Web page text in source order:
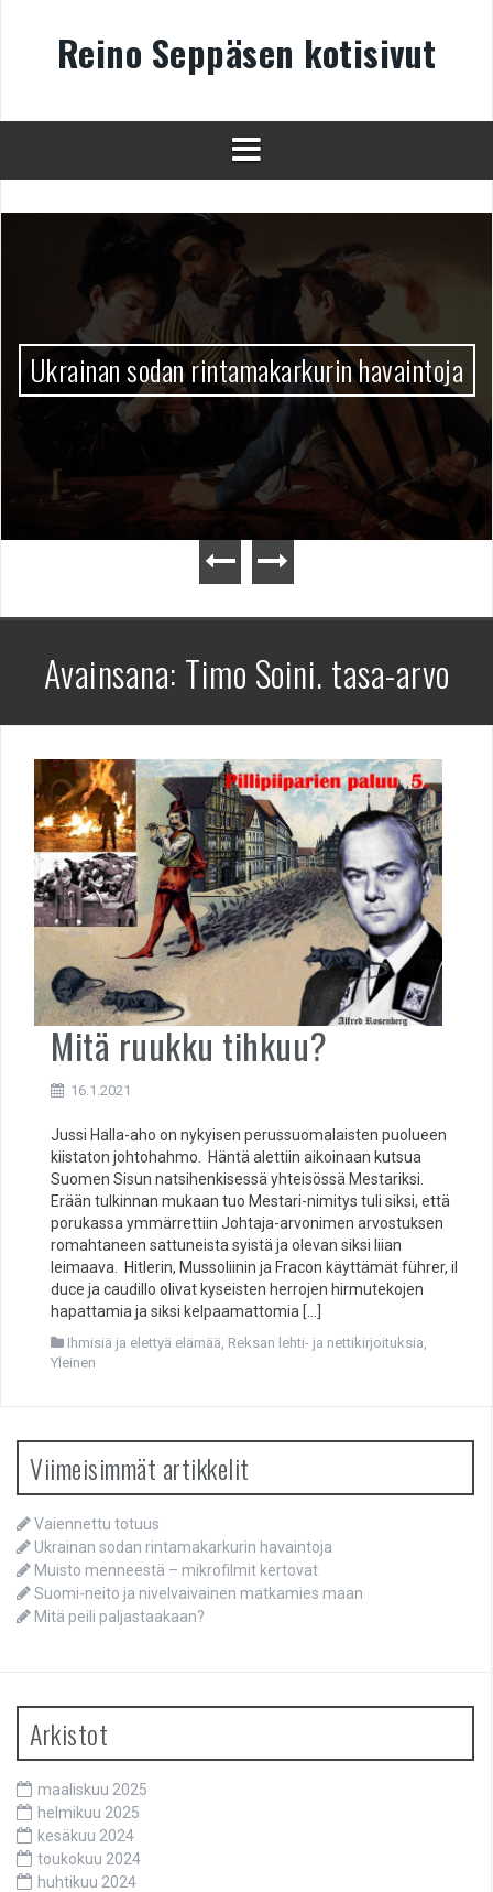
Reino Seppäsen kotisivut
Ukrainan sodan rintamakarkurin havaintoja
Avainsana: Timo Soini. tasa-arvo
Mitä ruukku tihkuu?
16.1.2021
Jussi Halla-aho on nykyisen perussuomalaisten puolueen
kiistaton johtohahmo. Häntä alettiin aikoinaan kutsua
Suomen Sisun natsihenkisessä yhteisössä Mestariksi.
Erään tulkinnan mukaan tuo Mestari-nimitys tuli siksi, että
porukassa ymmärrettiin Johtaja-arvonimen arvostuksen
romahtaneen sattuneista syistä ja olevan siksi liian
leimaava. Hitlerin, Mussoliinin ja Fracon käyttämät führer, il
duce ja caudillo olivat kyseisten herrojen hirmutekojen
hapattamia ja siksi kelpaamattomia […]
Ihmisiä ja elettyä elämää Reksan lehti- ja nettikirjoituksia
Yleinen
Viimeisimmät artikkelit
Vaiennettu totuus
Ukrainan sodan rintamakarkurin havaintoja
Muisto menneestä – mikrofilmit kertovat
Suomi-neito ja nivelvaivainen matkamies maan
Mitä peili paljastaakaan?
Arkistot
maaliskuu 2025
helmikuu 2025
kesäkuu 2024
toukokuu 2024
huhtikuu 2024